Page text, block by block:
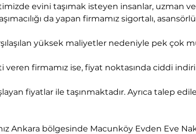
evini taşımak isteyen insanlar, uzman
da yapan firmamız sigortalı,
yüksek maliyetler nedeniyle pek çok
veren firmamız ise, fiyat noktasında ciddi
fiyatlar ile taşınmaktadır. Ayrıca talep
Ankara bölgesinde Macunköy Evden Eve